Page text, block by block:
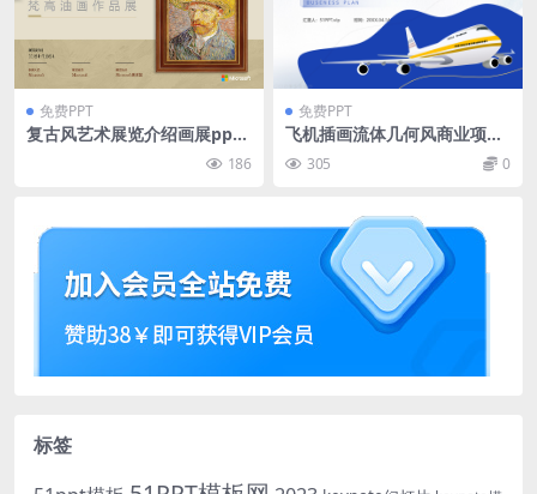
免费PPT
复古风艺术展览介绍画展ppt
186
免费PPT
飞机插画流体几何风商业项目
计划书ppt模板
305 0
标签